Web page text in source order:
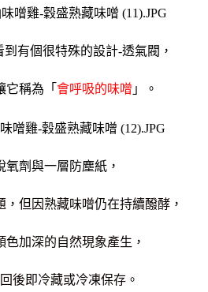
有個很特殊的設計-透氣閥，
它稱為「 會呼吸的味噌 」 。
氧劑與一層防塵紙，
但因熟藏味噌仍在持續醱酵，
色加深的自然現象產生，
後即冷藏或冷凍保存。